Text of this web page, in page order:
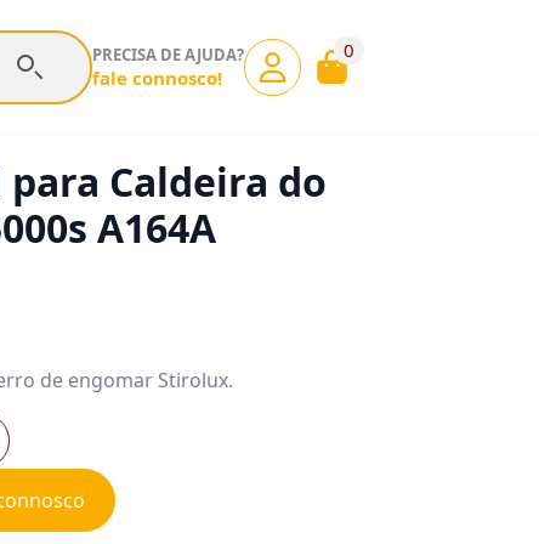
PRECISA DE AJUDA?
fale connosco!
0
Caldeira do
A164A
de engomar Stirolux.